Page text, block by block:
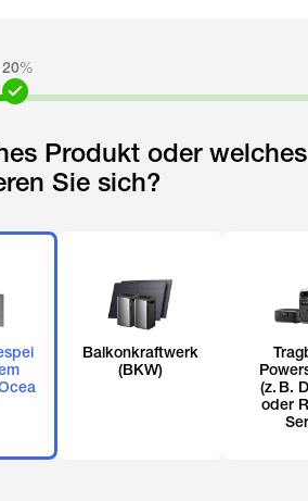
20%
Produkt oder
Sie sich?
Balkonkraftwerk
(BKW)
(z. B.
oder